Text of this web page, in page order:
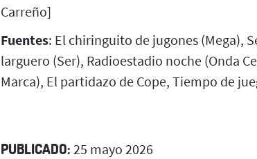
Carreño]
Fuentes: El chiringuito de jugones (Mega),
larguero (Ser), Radioestadio noche (Onda
Marca), El partidazo de Cope, Tiempo de
PUBLICADO: 25 mayo 2026